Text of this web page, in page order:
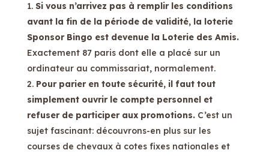
Si vous n’arrivez pas à remplir les conditions
avant la fin de la période de validité, la loterie
Sponsor Bingo est devenue la Loterie des Amis.
Exactement 87 paris dont elle a placé sur un
ordinateur au commissariat, normalement.
Pour parier en toute sécurité, il faut tout
simplement ouvrir le compte personnel et
refuser de participer aux promotions. C’est un
sujet fascinant: découvrons-en plus sur les
courses de chevaux à cotes fixes nationales et